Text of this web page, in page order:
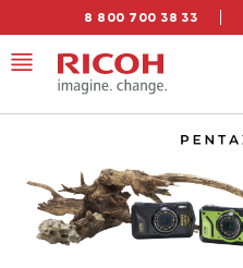
8 800 700 38 33